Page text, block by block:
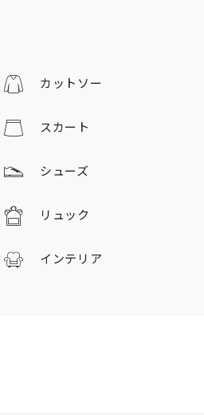
カットソー
スカート
シューズ
リュック
インテリア